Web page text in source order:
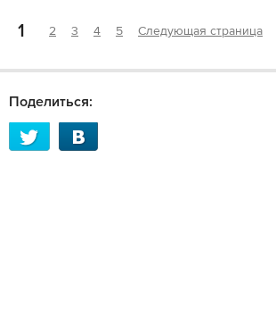
1 2 3 4 5 Следующая страница
Поделиться: